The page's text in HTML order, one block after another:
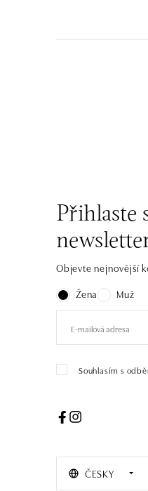
Přihlaste
Objevte nejnovější
Žena
Muž
Souhlasím s
ČESKY